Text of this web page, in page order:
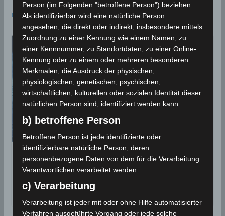
Das könnte dir auch gefallen
Niederschlagsmengen Tunesien: So, 11
Okt – Mo, 12 Okt 2020, 7 Uhr
12. Oktober 2020
Person (im Folgenden "betroffene Person") beziehen.
Als identifizierbar wird eine natürliche Person
angesehen, die direkt oder indirekt, insbesondere mittels
Zuordnung zu einer Kennung wie einem Namen, zu
einer Kennnummer, zu Standortdaten, zu einer Online-
Kennung oder zu einem oder mehreren besonderen
Merkmalen, die Ausdruck der physischen,
physiologischen, genetischen, psychischen,
wirtschaftlichen, kulturellen oder sozialen Identität dieser
natürlichen Person sind, identifiziert werden kann.
b) betroffene Person
Betroffene Person ist jede identifizierte oder
identifizierbare natürliche Person, deren
personenbezogene Daten von dem für die Verarbeitung
Verantwortlichen verarbeitet werden.
c) Verarbeitung
Verarbeitung ist jeder mit oder ohne Hilfe automatisierter
Verfahren ausgeführte Vorgang oder jede solche